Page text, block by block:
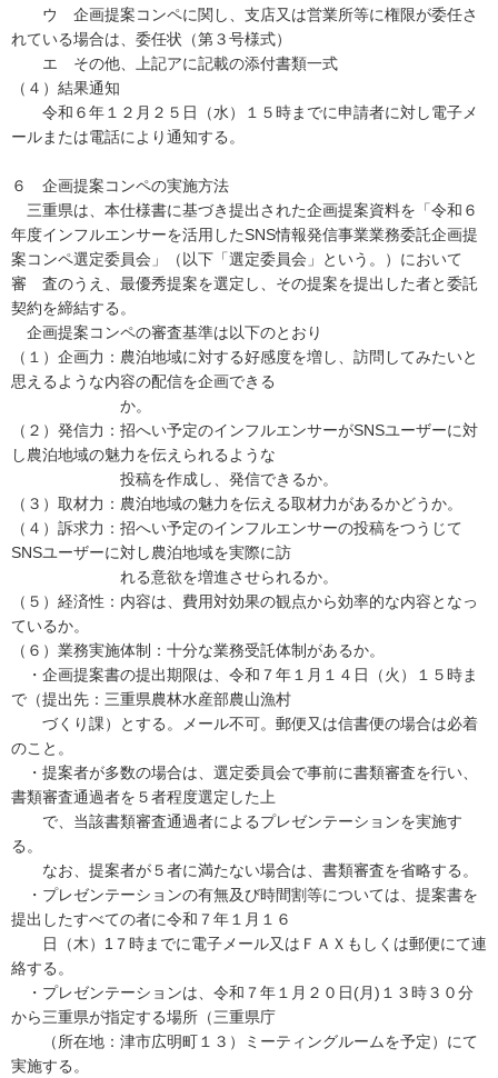
ウ 企画提案コンペに関し、支店又は営業所等に権限が委任さ
れている場合は、委任状（第３号様式）
エ その他、上記アに記載の添付書類一式
（４）結果通知
令和６年１２月２５日（水）１５時までに申請者に対し電子メ
ールまたは電話により通知する。
６ 企画提案コンペの実施方法
三重県は、本仕様書に基づき提出された企画提案資料を「令和６
年度インフルエンサーを活用したSNS情報発信事業業務委託企画提
案コンペ選定委員会」（以下「選定委員会」という。）において
審 査のうえ、最優秀提案を選定し、その提案を提出した者と委託
契約を締結する。
企画提案コンペの審査基準は以下のとおり
（１）企画力：農泊地域に対する好感度を増し、訪問してみたいと
思えるような内容の配信を企画できる
か。
（２）発信力：招へい予定のインフルエンサーがSNSユーザーに対
し農泊地域の魅力を伝えられるような
投稿を作成し、発信できるか。
（３）取材力：農泊地域の魅力を伝える取材力があるかどうか。
（４）訴求力：招へい予定のインフルエンサーの投稿をつうじて
SNSユーザーに対し農泊地域を実際に訪
れる意欲を増進させられるか。
（５）経済性：内容は、費用対効果の観点から効率的な内容となっ
ているか。
（６）業務実施体制：十分な業務受託体制があるか。
・企画提案書の提出期限は、令和７年１月１４日（火）１５時ま
で（提出先：三重県農林水産部農山漁村
づくり課）とする。メール不可。郵便又は信書便の場合は必着
のこと。
・提案者が多数の場合は、選定委員会で事前に書類審査を行い、
書類審査通過者を５者程度選定した上
で、当該書類審査通過者によるプレゼンテーションを実施す
る。
なお、提案者が５者に満たない場合は、書類審査を省略する。
・プレゼンテーションの有無及び時間割等については、提案書を
提出したすべての者に令和７年１月１６
日（木）1７時までに電子メール又はＦＡＸもしくは郵便にて連
絡する。
・プレゼンテーションは、令和７年１月２０日(月)１３時３０分
から三重県が指定する場所（三重県庁
（所在地：津市広明町１３）ミーティングルームを予定）にて
実施する。